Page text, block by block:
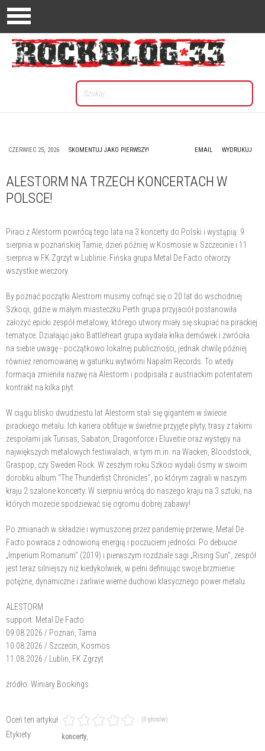
CZERWIEC 25, 2026 WYDRUKUJ
EMAIL
SKOMENTUJ JAKO PIERWSZY!
ALESTORM NA TRZECH KONCERTACH W
POLSCE!
Piraci z Alestorm powrócą tego lata na 3 koncerty do Polski i wystąpią: 9
sierpnia w poznańskiej Tamie, dzień później w Kosmosie w Szczecinie i 11
sierpnia w FK Zgrzyt w Lublinie. Fińska grupa Metal De Facto otworzy
wszystkie wieczory.
By poznać początki Alestrom musimy cofnąć się o 20 lat do wschodniej
Szkocji, gdzie w małym miasteczku Perth grupa przyjaciół postanowiła
założyć epicki zespół metalowy, którego utwory miały się skupiać na pirackiej
tematyce. Działając jako Battleheart grupa wydała kilka demówek i zwróciła
na siebie uwagę - początkowo lokalnej publiczności, jednak chwilę później
również renomowanej w gatunku wytwórni Napalm Records. To wtedy
formacja zmieniła nazwę na Alestorm i podpisała z austriackim potentatem
kontrakt na kilka płyt.
W ciągu blisko dwudziestu lat Alestorm stali się gigantem w świecie
pirackiego metalu. Ich kariera obfituje w świetnie przyjęte płyty, trasy z takimi
zespołami jak Turisas, Sabaton, Dragonforce i Eluveitie oraz występy na
największych metalowych festiwalach, w tym m.in. na Wacken, Bloodstock,
Graspop, czy Sweden Rock. W zeszłym roku Szkoci wydali ósmy w swoim
dorobku album "The Thunderfist Chronicles", po którym zagrali w naszym
kraju 2 szalone koncerty. W sierpniu wrócą do naszego kraju na 3 sztuki, na
których możecie spodziewać się ogromu dobrej zabawy!
Po zmianach w składzie i wymuszonej przez pandemię przerwie, Metal De
Facto powraca z odnowioną energią i poczuciem jedności. Po debiucie
„Imperium Romanum" (2019) i pierwszym rozdziale sagi „Rising Sun", zespół
jest teraz silniejszy niż kiedykolwiek, w pełni definiując swoje brzmienie:
potężne, dynamiczne i żarliwie wierne duchowi klasycznego power metalu.
ALESTORM
support: Metal De Facto
09.08.2026 / Poznań, Tama
10.08.2026 / Szczecin, Kosmos
11.08.2026 / Lublin, FK Zgrzyt
źródło: Winiary Bookings
Oceń ten artykuł (0 głosów)
Etykiety koncerty